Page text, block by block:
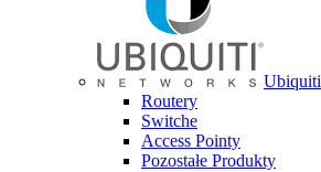
Ubiquiti
Routery
Switche
Access Pointy
Pozostałe Produkty